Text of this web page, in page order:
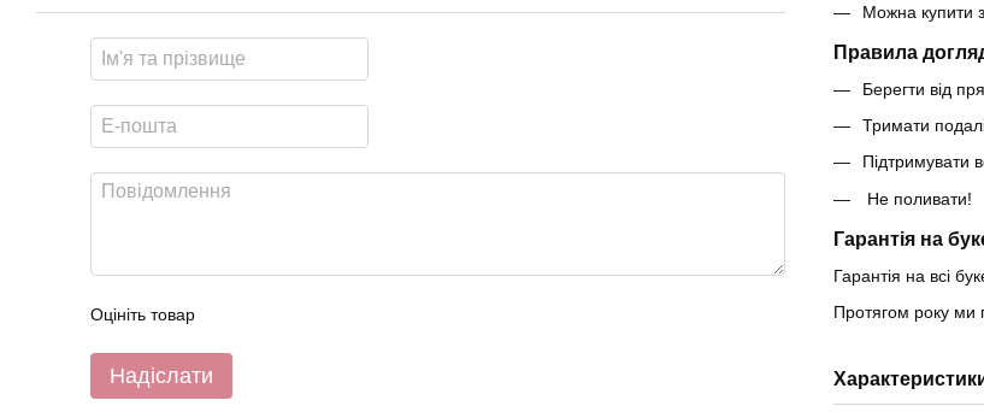
Оцініть товар
Надіслати
Можна купити
Правила
Берегти від
Тримати
Підтримувати
Не поливати!
Гарантія на
Гарантія на всі
Протягом року ми